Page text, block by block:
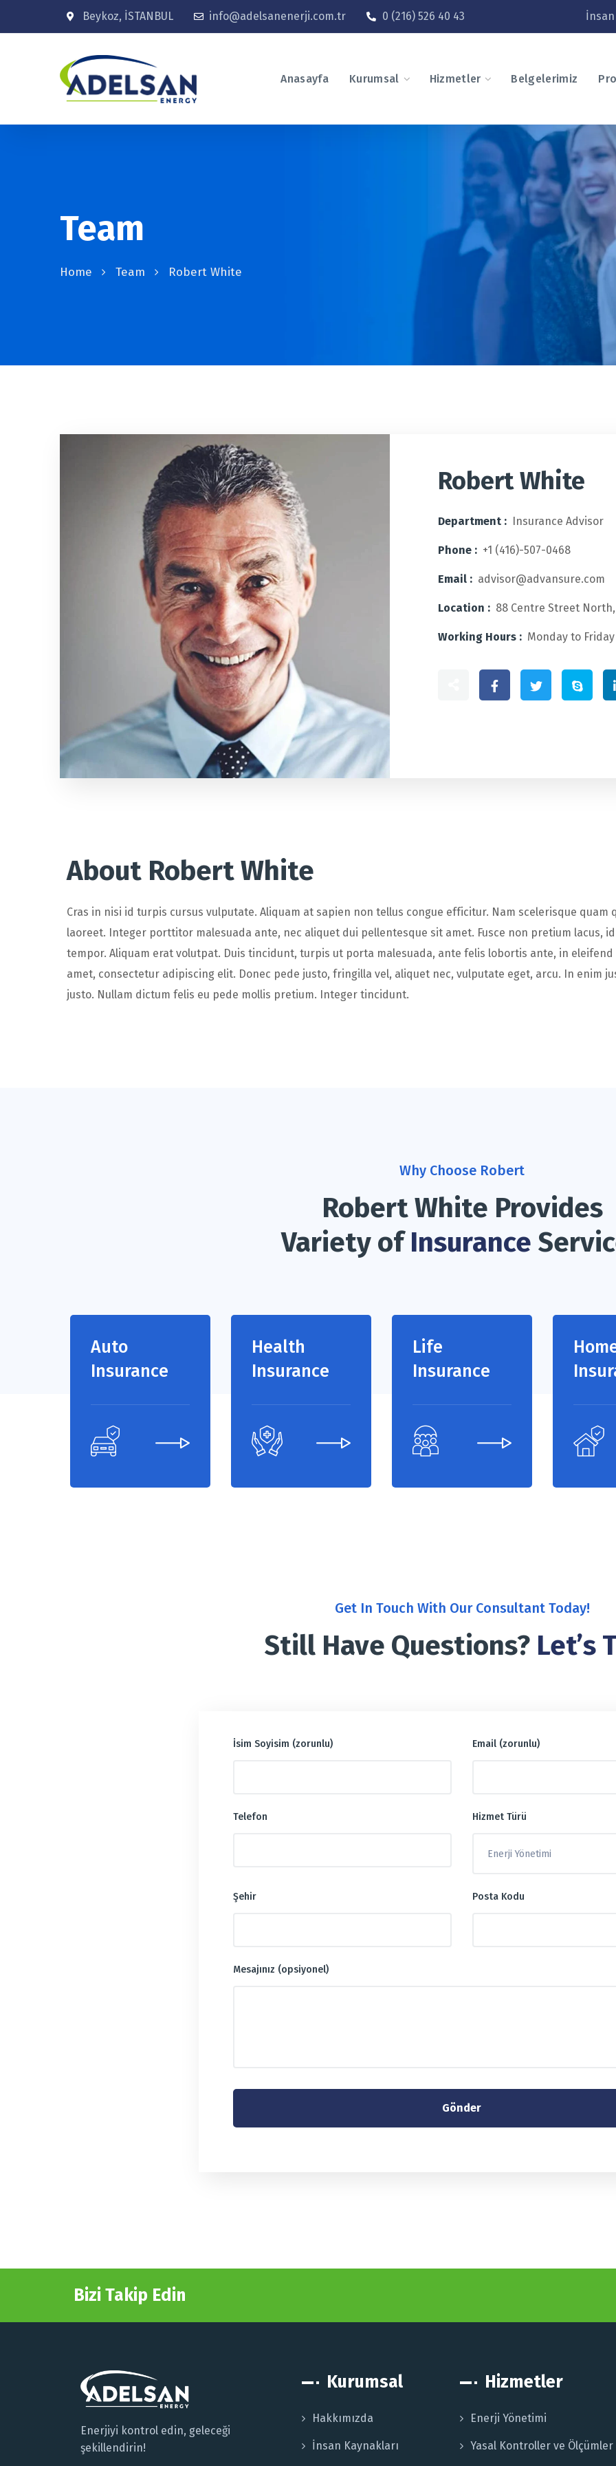
Beykoz, İSTANBUL info@adelsanenerji.com.tr 0 (216) 526 40 43
Anasayfa Kurumsal Hizmetler Belgelerimiz
Team
Home Team Robert White
Robert White
Department : Insurance Advisor
Phone : +1 (416)-507-0468
Email : advisor@advansure.com
Location : 88 Centre Street North,
Working Hours : Monday to
About Robert White
Cras in nisi id turpis cursus vulputate. Aliquam at sapien non tellus congue efficitur. Nam scelerisque
laoreet. Integer porttitor malesuada ante, nec aliquet dui pellentesque sit amet. Fusce non pretium lacus,
tempor. Aliquam erat volutpat. Duis tincidunt, turpis ut porta malesuada, ante felis lobortis ante, in
amet, consectetur adipiscing elit. Donec pede justo, fringilla vel, aliquet nec, vulputate eget, arcu. In enim
justo. Nullam dictum felis eu pede mollis pretium. Integer tincidunt.
Why Choose Robert
Robert White Provides
Variety ofInsurance
Auto
Insurance
Health
Insurance
Life
Insurance
Get In Touch With Our Consultant Today!
Still Have Questions? Let’s
İsim Soyisim (zorunlu) Email (zorunlu)
Telefon Hizmet Türü
Şehir Posta Kodu
Mesajınız (opsiyonel)
Bizi Takip Edin
Enerjiyi kontrol edin, geleceği
şekillendirin!
Kurumsal
Hakkımızda
İnsan Kaynakları
Hizmetler
Enerji Yönetimi
Yasal Kontroller ve Ölçümler